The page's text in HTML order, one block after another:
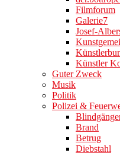
Filmforum
Galerie7
Josef-
Künstler
Guter Zweck
Musik
Politik
Polizei &
Brand
Betrug
Diebstahl